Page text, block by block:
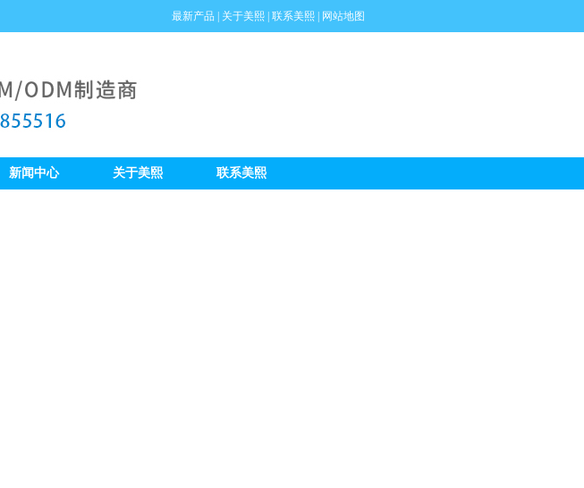
最新产品 关于美熙 联系美熙 网站地图
新闻中心 关于美熙 联系美熙